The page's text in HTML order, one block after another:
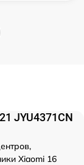
JYU4371CN
Xiaomi 16